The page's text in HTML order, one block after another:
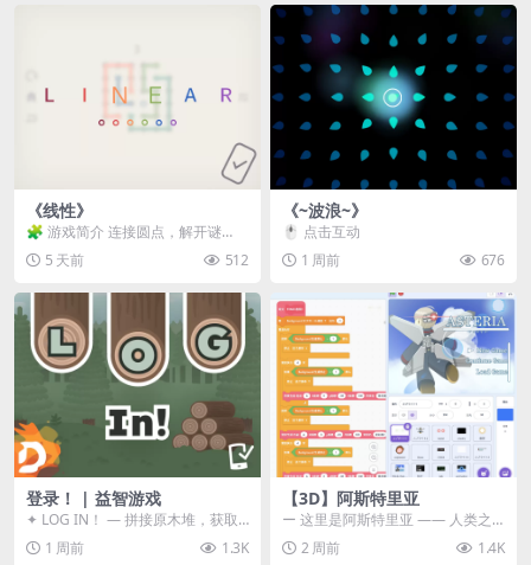
《线性》
🧩 游戏简介 连接圆点，解开谜
题。 ⚠️ 重要提示 所有关卡均可通
关，请确保使用...
5 天前 512
《~波浪~》
🖱️ 点击互动
1 周前
676
登录！ | 益智游戏
✦ LOG IN！ — 拼接原木堆，获取
分数！ ᑕ☲◎ ᑕ☲◎ ᑕ☲◎ ᑕ☲◎ ...
1 周前 1.3K
【3D】阿斯特里亚
ー 这里是阿斯特里亚 —— 人类之
罪与未来希望交汇之地 📖 游戏简
介 《阿斯特里...
2 周前 1.4K